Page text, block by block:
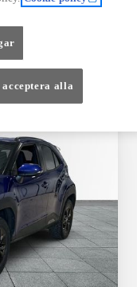
acceptera alla